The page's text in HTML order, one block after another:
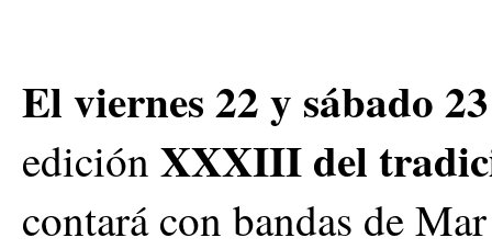
El viernes 22 y sábado
edición XXXIII del
contará con bandas de